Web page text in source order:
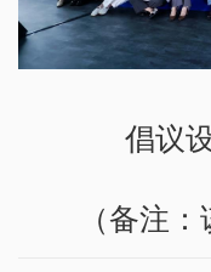
倡议
（备注